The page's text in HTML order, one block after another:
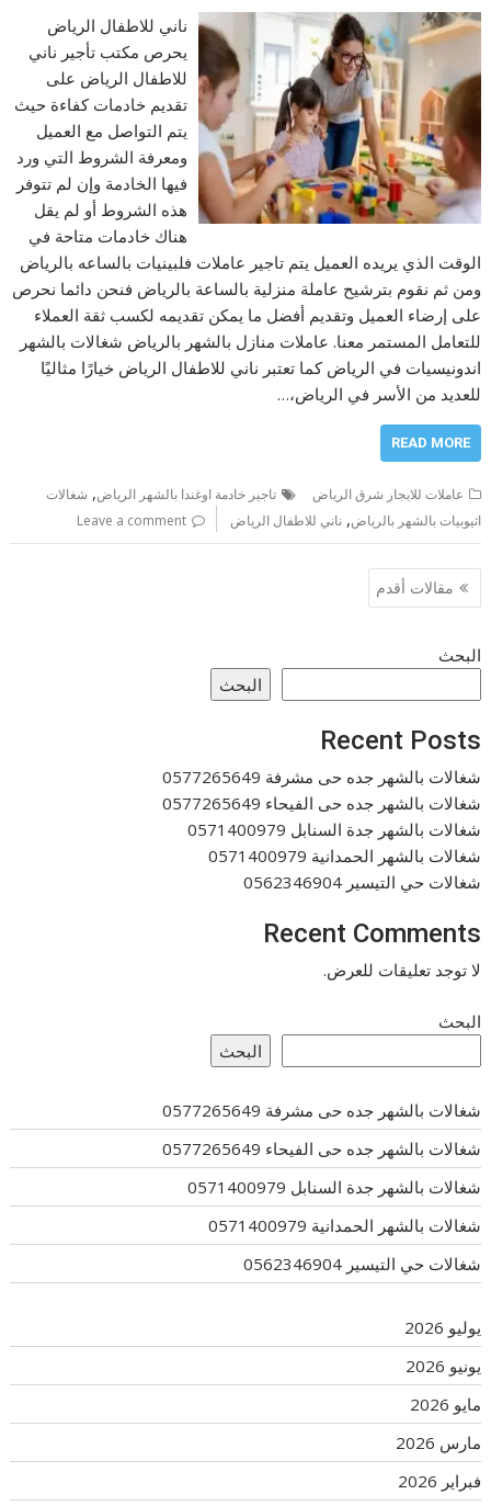
ناني للاطفال الرياض
يحرص مكتب تأجير ناني
للاطفال الرياض على
تقديم خادمات كفاءة حيث
يتم التواصل مع العميل
ومعرفة الشروط التي ورد
فيها الخادمة وإن لم تتوفر
هذه الشروط أو لم يقل
هناك خادمات متاحة في
الوقت الذي يريده العميل يتم تاجير عاملات فلبينيات بالساعه بالرياض
ومن ثم نقوم بترشيح عاملة منزلية بالساعة بالرياض فنحن دائما نحرص
على إرضاء العميل وتقديم أفضل ما يمكن تقديمه لكسب ثقة العملاء
للتعامل المستمر معنا. عاملات منازل بالشهر بالرياض شغالات بالشهر
اندونيسيات في الرياض كما تعتبر ناني للاطفال الرياض خيارًا مثاليًا
للعديد من الأسر في الرياض،…
READ MORE
عاملات للايجار شرق الرياض تاجير خادمة اوغندا بالشهر الرياض, شغالات
اثيوبيات بالشهر بالرياض,ناني للاطفال الرياض Leave a comment
تصفّح
المقالات
مقالات أقدم
البحث
البحث
Recent Posts
شغالات بالشهر جده حى مشرفة 0577265649
شغالات بالشهر جده حى الفيحاء 0577265649
شغالات بالشهر جدة السنابل 0571400979
شغالات بالشهر الحمدانية 0571400979
شغالات حي التيسير 0562346904
Recent Comments
لا توجد تعليقات للعرض.
البحث
البحث
شغالات بالشهر جده حى مشرفة 0577265649
شغالات بالشهر جده حى الفيحاء 0577265649
شغالات بالشهر جدة السنابل 0571400979
شغالات بالشهر الحمدانية 0571400979
شغالات حي التيسير 0562346904
يوليو 2026
يونيو 2026
مايو 2026
مارس 2026
فبراير 2026